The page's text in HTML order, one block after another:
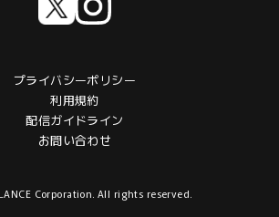
プライバシーポリシー
利用規約
配信ガイドライン
お問い合わせ
Corporation. All rights reserved.